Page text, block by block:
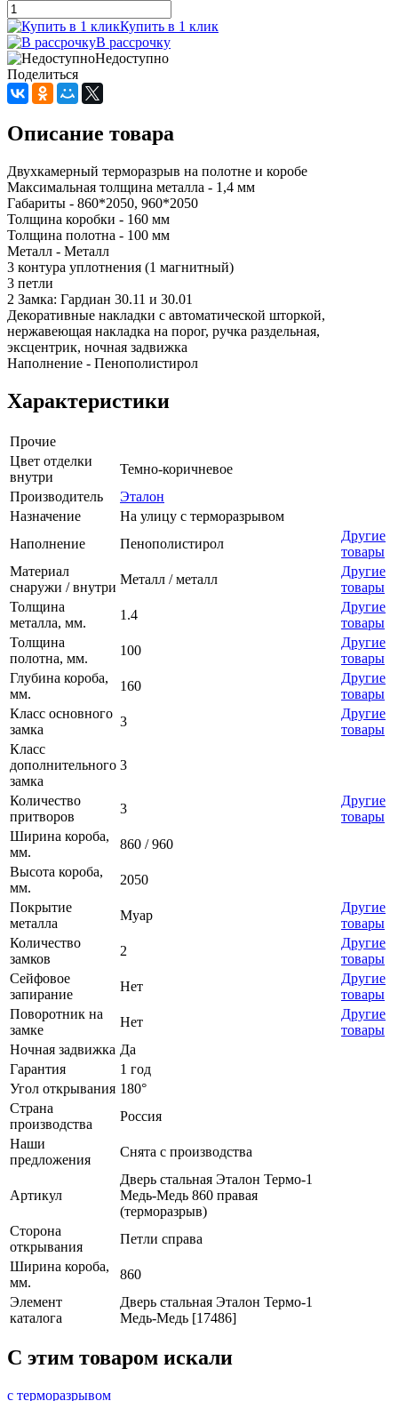
Купить в 1 клик
В рассрочку
Недоступно
Поделиться
Описание товара
Двухкамерный терморазрыв на полотне и коробе
Максимальная толщина металла - 1,4 мм
Габариты - 860*2050, 960*2050
Толщина коробки - 160 мм
Толщина полотна - 100 мм
Металл - Металл
3 контура уплотнения (1 магнитный)
3 петли
2 Замка: Гардиан 30.11 и 30.01
Декоративные накладки с автоматической шторкой,
нержавеющая накладка на порог, ручка раздельная,
эксцентрик, ночная задвижка
Наполнение - Пенополистирол
Характеристики
Прочие
Цвет отделки
внутри
Темно-коричневое
Производитель
Эталон
Назначение
На улицу с терморазрывом
Наполнение
Пенополистирол
Другие
товары
Материал
снаружи / внутри
Металл / металл
Другие
товары
Толщина
металла, мм.
1.4
Другие
товары
Толщина
полотна, мм.
100
Другие
товары
Глубина короба,
мм.
160
Другие
товары
Класс основного
замка
3
Другие
товары
Класс
дополнительного
замка
3
Количество
притворов
3
Другие
товары
Ширина короба,
мм.
860 / 960
Высота короба,
мм.
2050
Покрытие
металла
Муар
Другие
товары
Количество
замков
2
Другие
товары
Сейфовое
запирание
Нет
Другие
товары
Поворотник на
замке
Нет
Другие
товары
Ночная задвижка Да
Гарантия
1 год
Угол открывания 180°
Страна
производства
Россия
Наши
предложения
Снята с производства
Артикул
Дверь стальная Эталон Термо-1
Медь-Медь 860 правая
(терморазрыв)
Сторона
открывания
Петли справа
Ширина короба,
мм.
860
Элемент
каталога
Дверь стальная Эталон Термо-1
Медь-Медь [17486]
C этим товаром искали
с терморазрывом